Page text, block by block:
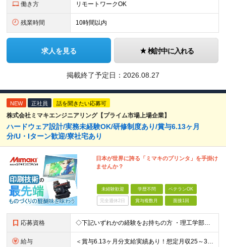
働き方 リモートワークOK
残業時間 10時間以内
求人を見る 検討中に入れる
掲載終了予定日： 2026.08.27
NEW 正社員 話を聞きたい応募可
株式会社ミマキエンジニアリング【プライム市場上場企業】
ハードウェア設計/実務未経験OK/研修制度あり/賞与6.13ヶ月
分/U・Iターン歓迎/寮社宅あり
日本が世界に誇る「ミマキのプリンタ」を手掛け
ませんか？
未経験歓迎 学歴不問 ベテランOK
完全週休2日 賞与複数月 面接1回
応募資格 ◇下記いずれかの経験をお持ちの方 ・理工学部出身の方（理学系・機械系・電気系） ・デジタル、アナログ回路の設計経験者 ・FPGAの設計経験者 ・モータ、センサ選定などのハーネス設計経験者 ・電機評価、
給与 ＜賞与6.13ヶ月分支給実績あり！想定月収25～33万円、想定年収460～700万＞ 月給：21万3000円～+各種手当 ＜修士号を取得している方＞ 月給：23万6500円～+各種手当 ※経験・ス